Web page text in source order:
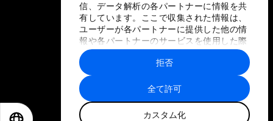
信、データ解析の各パートナーに情報を共
有しています。ここで収集された情報は、
ユーザーが各パートナーに提供した他の情
報や各パートナーのサービスを使用した際
に収集された情報と組み合わされ、各パー
トナーによって使用されることがありま
す。
全て許可
カスタム化
拒否
プライバシーポリシーと利用規約
サイトマップ
©
世界経済フォーラム